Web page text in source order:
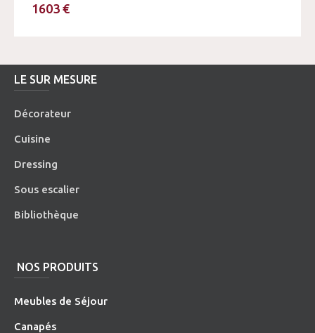
1603 €
LE SUR MESURE
Décorateur
Cuisine
Dressing
Sous escalier
Bibliothèque
NOS PRODUITS
Meubles de Séjour
Canapés